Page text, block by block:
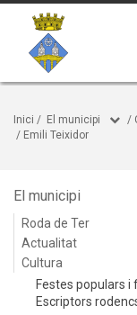
Inici / El municipi /
/ Emili Teixidor
El municipi
Roda de Ter
Actualitat
Cultura
Festes populars i
Escriptors